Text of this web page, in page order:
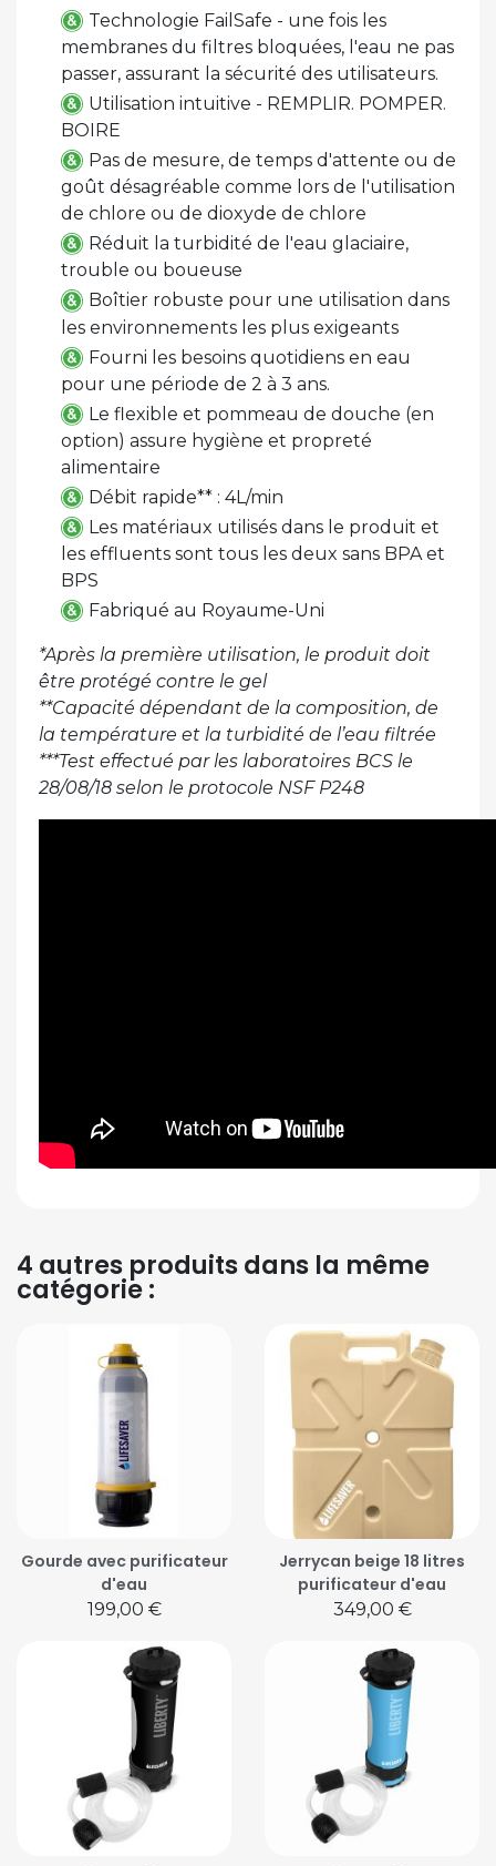
Technologie FailSafe - une fois les
membranes du filtres bloquées, l'eau ne pas
passer, assurant la sécurité des utilisateurs.
Utilisation intuitive - REMPLIR. POMPER.
BOIRE
Pas de mesure, de temps d'attente ou de
goût désagréable comme lors de l'utilisation
de chlore ou de dioxyde de chlore
Réduit la turbidité de l'eau glaciaire,
trouble ou boueuse
Boîtier robuste pour une utilisation dans
les environnements les plus exigeants
Fourni les besoins quotidiens en eau
pour une période de 2 à 3 ans.
Le flexible et pommeau de douche (en
option) assure hygiène et propreté
alimentaire
Débit rapide** : 4L/min
Les matériaux utilisés dans le produit et
les effluents sont tous les deux sans BPA et
BPS
Fabriqué au Royaume-Uni
*Après la première utilisation, le produit doit
être protégé contre le gel
**Capacité dépendant de la composition, de
la température et la turbidité de l’eau filtrée
***Test effectué par les laboratoires BCS le
28/08/18 selon le protocole NSF P248
4 autres produits dans la même
catégorie :
Gourde avec purificateur
d'eau
Prix
199,00 €
Jerrycan beige 18 litres
purificateur d'eau
Prix
349,00 €